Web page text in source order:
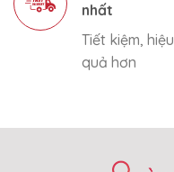
nhất
Tiết kiệm, hiệu
quả hơn